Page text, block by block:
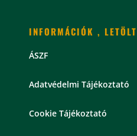
INFORMÁCIÓK ,
ÁSZF
Adatvédelmi Tájékoztató
Cookie Tájékoztató